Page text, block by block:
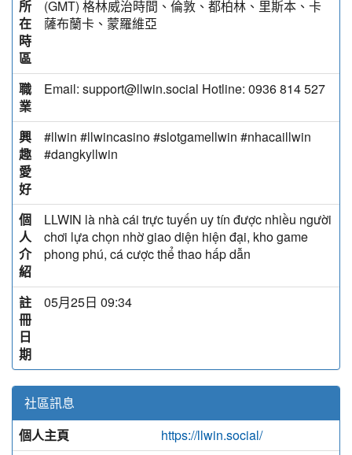
所
在
時
區
(GMT) 格林威治時間、倫敦、都柏林、里斯本、卡
薩布蘭卡、蒙羅維亞
職
業
Email: support@llwin.social Hotline: 0936 814 527
興
趣
愛
好
#llwin #llwincasino #slotgamellwin #nhacaillwin
#dangkyllwin
個
人
介
紹
LLWIN là nhà cái trực tuyến uy tín được nhiều người
chơi lựa chọn nhờ giao diện hiện đại, kho game
phong phú, cá cược thể thao hấp dẫn
註
冊
日
期
05月25日 09:34
社區訊息
個人主頁
https://llwin.social/